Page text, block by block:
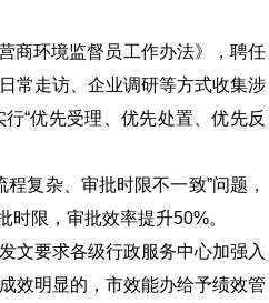
商环境监督员工作办法》，聘任
常走访、企业调研等方式收集涉
“优先受理、优先处置、优先反
复杂、审批时限不一致”问题，
限，审批效率提升50%。
文要求各级行政服务中心加强入
效明显的，市效能办给予绩效管